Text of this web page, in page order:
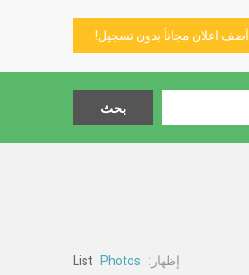
أضف اعلان مجاناً بدون تسجيل!
إظهار: Photos